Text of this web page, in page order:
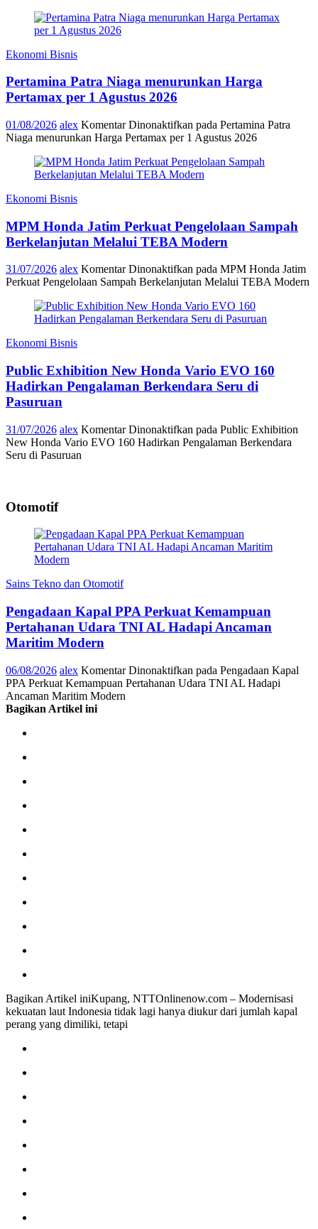
Ekonomi Bisnis
Pertamina Patra Niaga menurunkan Harga
Pertamax per 1 Agustus 2026
01/08/2026 alex Komentar Dinonaktifkan pada Pertamina Patra
Niaga menurunkan Harga Pertamax per 1 Agustus 2026
Ekonomi Bisnis
MPM Honda Jatim Perkuat Pengelolaan Sampah
Berkelanjutan Melalui TEBA Modern
31/07/2026 alex Komentar Dinonaktifkan pada MPM Honda Jatim
Perkuat Pengelolaan Sampah Berkelanjutan Melalui TEBA Modern
Ekonomi Bisnis
Public Exhibition New Honda Vario EVO 160
Hadirkan Pengalaman Berkendara Seru di
Pasuruan
31/07/2026 alex Komentar Dinonaktifkan pada Public Exhibition
New Honda Vario EVO 160 Hadirkan Pengalaman Berkendara
Seru di Pasuruan
Otomotif
Sains Tekno dan Otomotif
Pengadaan Kapal PPA Perkuat Kemampuan
Pertahanan Udara TNI AL Hadapi Ancaman
Maritim Modern
06/08/2026 alex Komentar Dinonaktifkan pada Pengadaan Kapal
PPA Perkuat Kemampuan Pertahanan Udara TNI AL Hadapi
Ancaman Maritim Modern
Bagikan Artikel ini
Bagikan Artikel iniKupang, NTTOnlinenow.com – Modernisasi
kekuatan laut Indonesia tidak lagi hanya diukur dari jumlah kapal
perang yang dimiliki, tetapi